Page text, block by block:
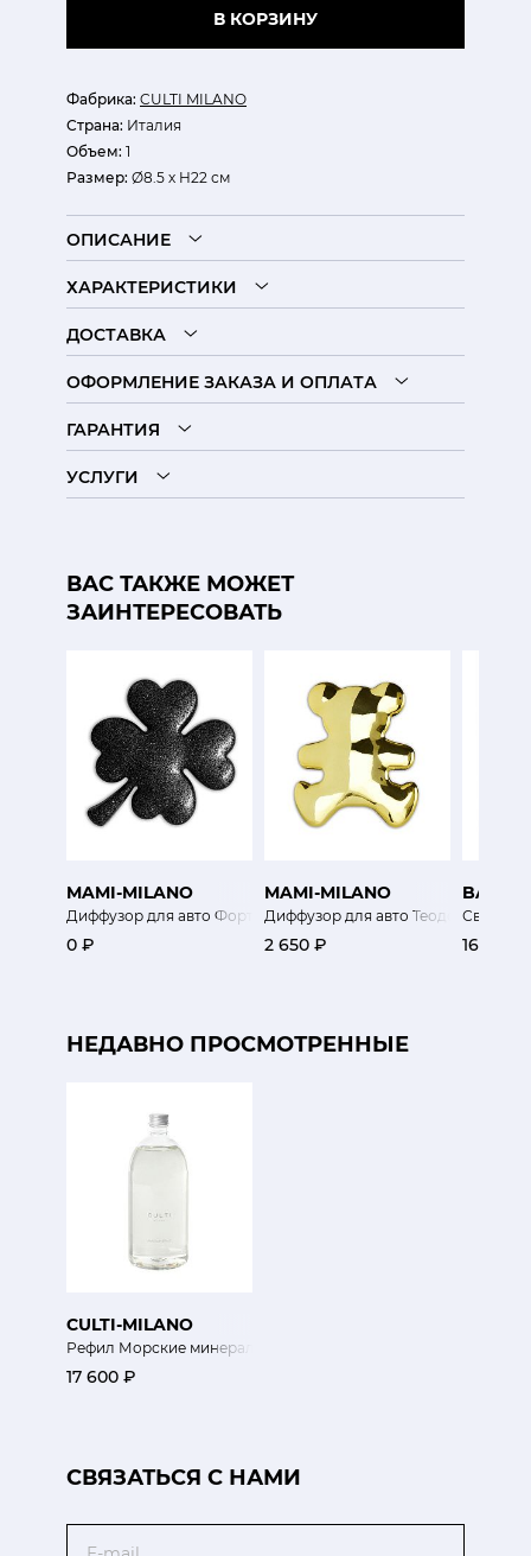
Фабрика: CULTI MILANO
Страна: Италия
Объем: 1
Размер: Ø8.5 х H22 см
В КОРЗИНУ
ОПИСАНИЕ
ХАРАКТЕРИСТИКИ
ДОСТАВКА
ОФОРМЛЕНИЕ ЗАКАЗА И ОПЛАТА
ГАРАНТИЯ
УСЛУГИ
ВАС ТАКЖЕ МОЖЕТ
ЗАИНТЕРЕСОВАТЬ
MAMI-MILANO
Диффузор для авто Фортунато блестящий черный
0 ₽
MAMI-MILANO
Диффузор для авто Теодоро
2 650 ₽
Свеча
16 200 ₽
НЕДАВНО ПРОСМОТРЕННЫЕ
CULTI-MILANO
Рефил Морские минералы Mareminerale 1000мл
17 600 ₽
CВЯЗАТЬСЯ С НАМИ